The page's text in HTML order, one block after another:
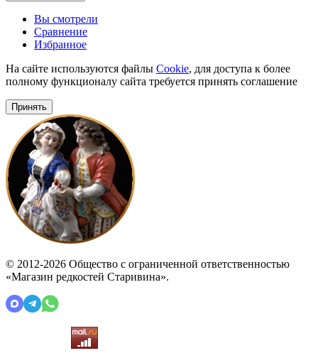
Вы смотрели
Сравнение
Избранное
На сайте используются файлы Cookie, для доступа к более
полному функционалу сайта требуется принять соглашение
Принять
© 2012-2026 Общество с ограниченной ответственностью
«Магазин редкостей Старивина».